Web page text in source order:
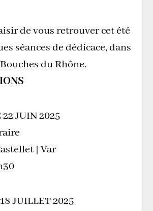
de vous retrouver cet été
séances de dédicace, dans
du Rhône.
JUIN 2025
| Var
JUILLET 2025